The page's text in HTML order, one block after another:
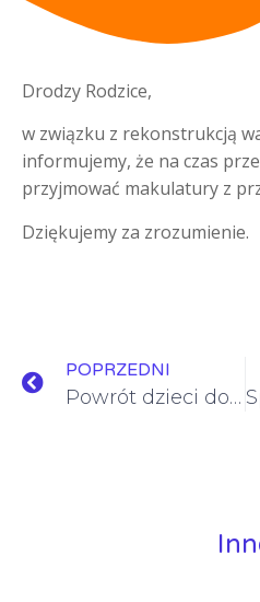
Drodzy Rodzice,
w związku z rekonstrukcją
informujemy, że na czas
przyjmować makulatury z
Dziękujemy za zrozumienie.
POPRZEDNI
Powrót dzieci do szkół od 12 kwietnia 2021